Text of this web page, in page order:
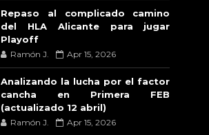
Repaso al complicado camino
del HLA Alicante para jugar
Playoff
Ramón J. Apr 15, 2026
Analizando la lucha por el factor
cancha en Primera FEB
(actualizado 12 abril)
Ramón J. Apr 15, 2026